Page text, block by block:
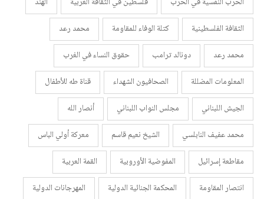
الثقافة الفلسطينية
كتلة الوفاء للمقاومة
محمد رعد
محمد رعد
دونالد ترامب
حقوق النساء في الغرب
المعلومات المضللة
الصحافيون الشهداء
قناة طه للأطفال
الجيش اللبناني
مجلس النواب اللبناني
أنصار الله
محمد عفيف النابلسي
الشيخ نعيم قاسم
معركة أولي الباس
مقاطعة إسرائيل
المفوضية الأوروبية
القمة العربية
انتصار المقاومة
المحكمة الجنائية الدولية
المهرجانات الدولية